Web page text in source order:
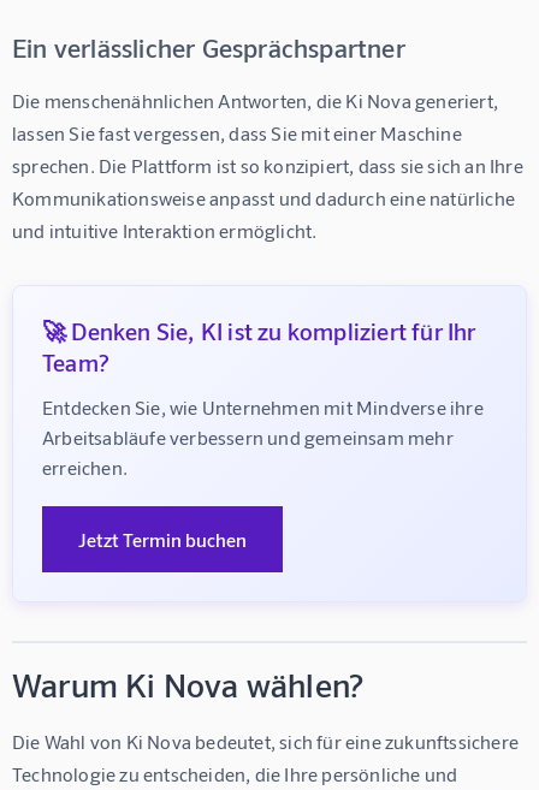
Ein verlässlicher Gesprächspartner
Die menschenähnlichen Antworten, die Ki Nova generiert,
lassen Sie fast vergessen, dass Sie mit einer Maschine
sprechen. Die Plattform ist so konzipiert, dass sie sich an Ihre
Kommunikationsweise anpasst und dadurch eine natürliche
und intuitive Interaktion ermöglicht.
🚀 Denken Sie, KI ist zu kompliziert für Ihr
Team?
Entdecken Sie, wie Unternehmen mit Mindverse ihre
Arbeitsabläufe verbessern und gemeinsam mehr
erreichen.
Jetzt Termin buchen
Warum Ki Nova wählen?
Die Wahl von Ki Nova bedeutet, sich für eine zukunftssichere
Technologie zu entscheiden, die Ihre persönliche und